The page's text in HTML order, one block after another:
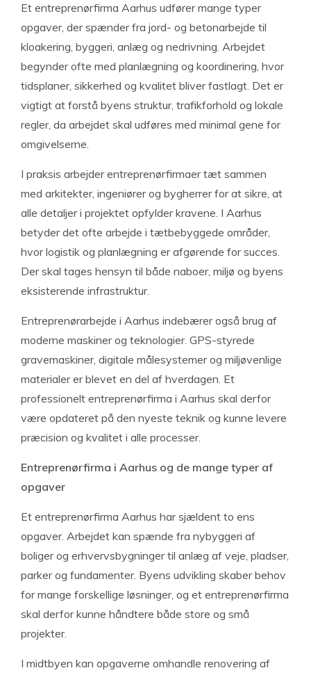
Et entreprenørfirma Aarhus udfører mange typer
opgaver, der spænder fra jord- og betonarbejde til
kloakering, byggeri, anlæg og nedrivning. Arbejdet
begynder ofte med planlægning og koordinering, hvor
tidsplaner, sikkerhed og kvalitet bliver fastlagt. Det er
vigtigt at forstå byens struktur, trafikforhold og lokale
regler, da arbejdet skal udføres med minimal gene for
omgivelserne.
I praksis arbejder entreprenørfirmaer tæt sammen
med arkitekter, ingeniører og bygherrer for at sikre, at
alle detaljer i projektet opfylder kravene. I Aarhus
betyder det ofte arbejde i tætbebyggede områder,
hvor logistik og planlægning er afgørende for succes.
Der skal tages hensyn til både naboer, miljø og byens
eksisterende infrastruktur.
Entreprenørarbejde i Aarhus indebærer også brug af
moderne maskiner og teknologier. GPS-styrede
gravemaskiner, digitale målesystemer og miljøvenlige
materialer er blevet en del af hverdagen. Et
professionelt entreprenørfirma i Aarhus skal derfor
være opdateret på den nyeste teknik og kunne levere
præcision og kvalitet i alle processer.
Entreprenørfirma i Aarhus og de mange typer af
opgaver
Et entreprenørfirma Aarhus har sjældent to ens
opgaver. Arbejdet kan spænde fra nybyggeri af
boliger og erhvervsbygninger til anlæg af veje, pladser,
parker og fundamenter. Byens udvikling skaber behov
for mange forskellige løsninger, og et entreprenørfirma
skal derfor kunne håndtere både store og små
projekter.
I midtbyen kan opgaverne omhandle renovering af